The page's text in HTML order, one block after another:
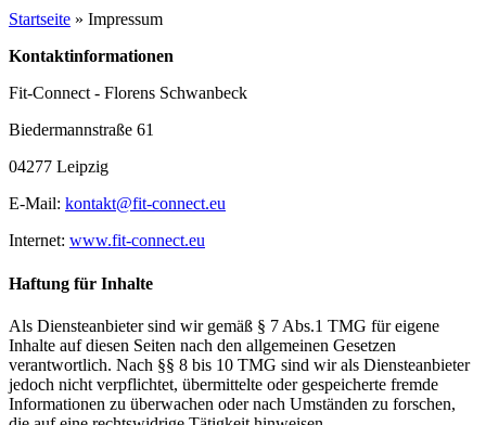
Startseite » Impressum
Kontaktinformationen
Fit-Connect - Florens Schwanbeck
Biedermannstraße 61
04277 Leipzig
E-Mail: kontakt@fit-connect.eu
Internet: www.fit-connect.eu
Haftung für Inhalte
Als Diensteanbieter sind wir gemäß § 7 Abs.1 TMG für eigene
Inhalte auf diesen Seiten nach den allgemeinen Gesetzen
verantwortlich. Nach §§ 8 bis 10 TMG sind wir als Diensteanbieter
jedoch nicht verpflichtet, übermittelte oder gespeicherte fremde
Informationen zu überwachen oder nach Umständen zu forschen,